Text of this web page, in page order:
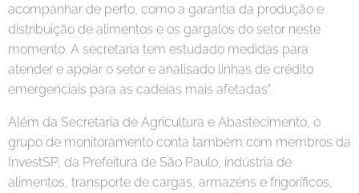
acompanhar de perto, como a garantia da produção e
distribuição de alimentos e os gargalos do setor neste
momento. A secretaria tem estudado medidas para
atender e apoiar o setor e analisado linhas de crédito
emergenciais para as cadeias mais afetadas".
Além da Secretaria de Agricultura e Abastecimento, o
grupo de monitoramento conta também com membros da
InvestSP, da Prefeitura de São Paulo, indústria de
alimentos, transporte de cargas, armazéns e frigoríficos,